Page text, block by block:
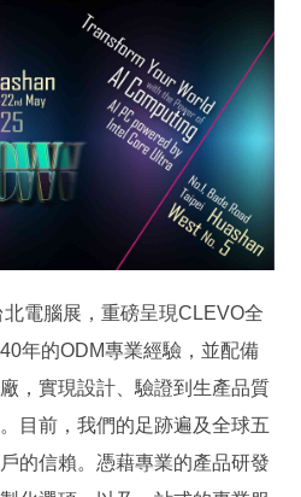
電腦展，重磅呈現CLEVO全
年的ODM專業經驗，並配備
，實現設計、驗證到生產品質
目前，我們的足跡遍及全球五
的信賴。憑藉專業的產品研發